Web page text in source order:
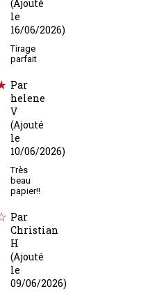
(Ajouté
le
16/06/2026)
Tirage
parfait
Par
helene
V
(Ajouté
le
10/06/2026)
Très
beau
papier!!
Par
Christian
H
(Ajouté
le
09/06/2026)